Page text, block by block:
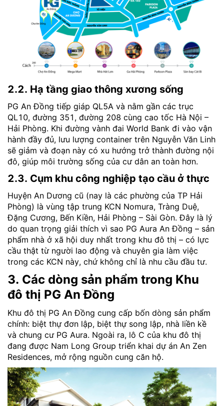
2.2. Hạ tầng giao thông xương sống
PG An Đồng tiếp giáp QL5A và nằm gần các trục
QL10, đường 351, đường 208 cùng cao tốc Hà Nội –
Hải Phòng. Khi đường vành đai World Bank đi vào vận
hành đầy đủ, lưu lượng container trên Nguyễn Văn Linh
sẽ giảm và đoạn này có xu hướng trở thành đường nội
đô, giúp môi trường sống của cư dân an toàn hơn.
2.3. Cụm khu công nghiệp tạo cầu ở thực
Huyện An Dương cũ (nay là các phường của TP Hải
Phòng) là vùng tập trung KCN Nomura, Tràng Duệ,
Đặng Cương, Bến Kiền, Hải Phòng – Sài Gòn. Đây là lý
do quan trọng giải thích vì sao PG Aura An Đồng – sản
phẩm nhà ở xã hội duy nhất trong khu đô thị – có lực
cầu thật từ người lao động và chuyên gia làm việc
trong các KCN này, chứ không chỉ là nhu cầu đầu tư.
3. Các dòng sản phẩm trong Khu
đô thị PG An Đồng
Khu đô thị PG An Đồng cung cấp bốn dòng sản phẩm
chính: biệt thự đơn lập, biệt thự song lập, nhà liền kề
và chung cư PG Aura. Ngoài ra, lô C của khu đô thị
đang được Nam Long Group triển khai dự án An Zen
Residences, mở rộng nguồn cung căn hộ.